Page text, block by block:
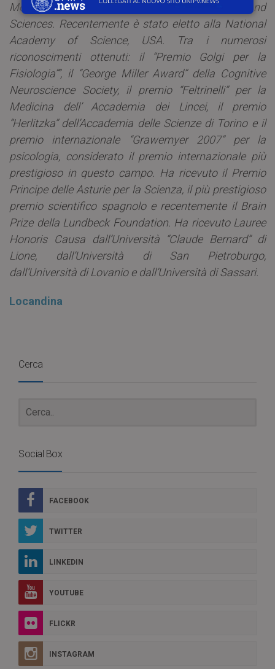
Member” dell'”American Academy of Arts and
Sciences. Recentemente è stato eletto alla National
Academy of Science, USA. Tra i numerosi
riconoscimenti ottenuti: il “Premio Golgi per la
Fisiologia””, il “George Miller Award” della Cognitive
Neuroscience Society, il premio “Feltrinelli” per la
Medicina dell’ Accademia dei Lincei, il premio
“Herlitzka” dell’Accademia delle Scienze di Torino e il
premio internazionale “Grawemyer 2007” per la
psicologia, considerato il premio internazionale più
prestigioso in questo campo. Ha ricevuto il Premio
Principe delle Asturie per la Scienza, il più prestigioso
premio scientifico spagnolo e recentemente il Brain
Prize della Lundbeck Foundation. Ha ricevuto Lauree
Honoris Causa dall’Università “Claude Bernard” di
Lione, dall’Università di San Pietroburgo,
dall’Università di Lovanio e dall’Università di Sassari.
Locandina
Cerca
Social Box
FACEBOOK
TWITTER
LINKEDIN
YOUTUBE
FLICKR
INSTAGRAM